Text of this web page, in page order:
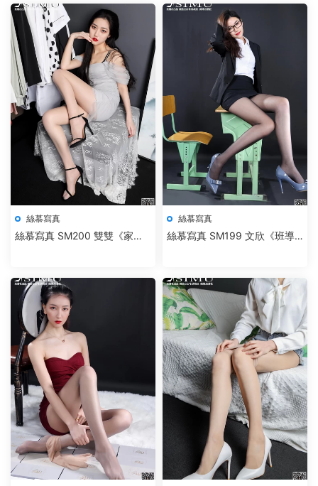
絲慕寫真
絲慕寫真 SM200 雙雙《家妻
絲慕寫真
絲慕寫真 SM199 文欣《班導